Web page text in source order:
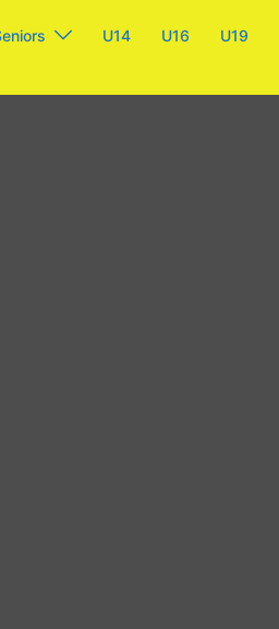
U14 U16 U19